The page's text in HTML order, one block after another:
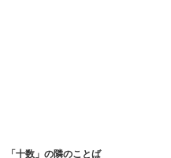
「十数」の隣のことば